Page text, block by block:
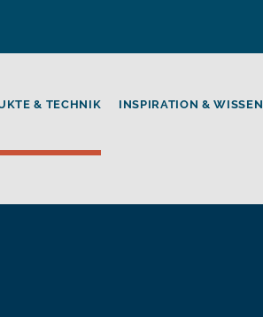
& TECHNIK INSPIRATION & WISSEN